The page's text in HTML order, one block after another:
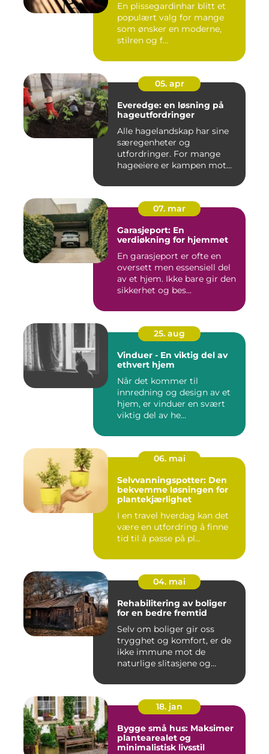
En plissegardinhar blitt et
populært valg for mange
som ønsker en moderne,
stilren og f...
05. apr
Everedge: en løsning på
hageutfordringer
Alle hagelandskap har sine
særegenheter og
utfordringer. For mange
hageeiere er kampen mot
07. mar
Garasjeport: En
verdiøkning for hjemmet
En garasjeport er ofte en
oversett men essensiell del
av et hjem. Ikke bare gir den
sikkerhet og bes...
25. aug
Vinduer - En viktig del av
ethvert hjem
Når det kommer til
innredning og design av et
hjem, er vinduer en svært
viktig del av he...
06. mai
Selvvanningspotter: Den
bekvemme løsningen for
plantekjærlighet
I en travel hverdag kan det
være en utfordring å finne
tid til å passe på pl...
04. mai
Rehabilitering av boliger
for en bedre fremtid
Selv om boliger gir oss
trygghet og komfort, er de
ikke immune mot de
naturlige slitasjene og
18. jan
Bygge små hus: Maksimer
plantearealet og
minimalistisk livsstil